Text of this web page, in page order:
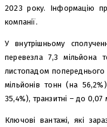
2023 року. Інформацію
компанії.
У внутрішньому
перевезла 7,3 мільйона
листопадом попереднього
мільйонів тонн (на
35,4%), транзитні – до
Ключові вантажі, які